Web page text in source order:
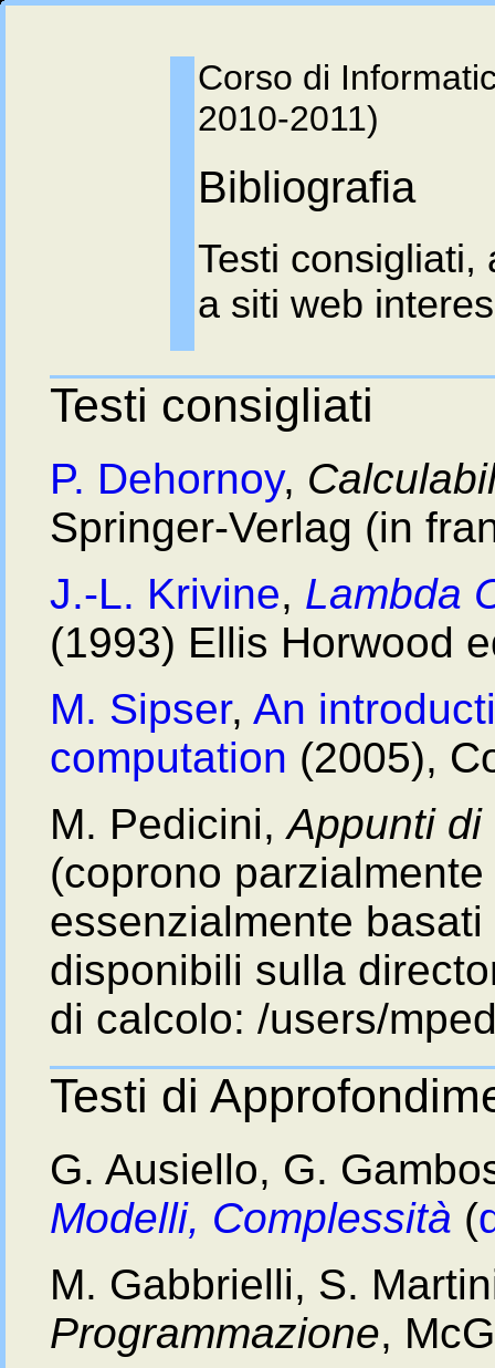
Corso di
2010-2011)
Bibliografia
Testi consigliati,
a siti web
Testi consigliati
P. Dehornoy,
Springer-Verlag (in
J.-L. Krivine, Lambda
(1993) Ellis Horwood
M. Sipser, An
computation (2005),
M. Pedicini,Appunti di
(coprono
essenzialmente
disponibili sulla
di calcolo: /users/
Testi di
G. Ausiello, G.
Modelli, Complessità (
M. Gabbrielli, S.
Programmazione,